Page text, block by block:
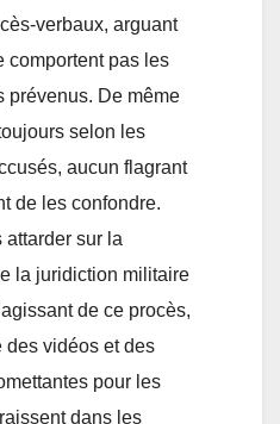
verbaux, arguant
comportent pas les
prévenus. De même
selon les
aucun flagrant
de les confondre.
attarder sur la
la juridiction militaire
de ce procès,
des vidéos et des
pour les
dans les